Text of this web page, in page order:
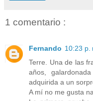
1 comentario :
Fernando 10:23 p.
Terre. Una de las
años,
adquirida a un
A mí no me gusta